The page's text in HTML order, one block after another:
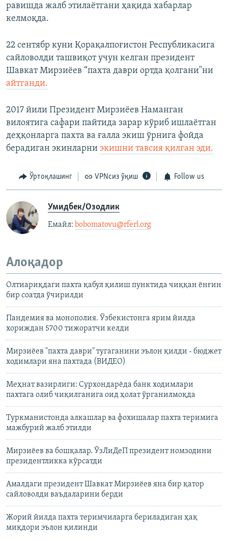
равишда жалб этилаётгани ҳақида хабарлар
келмоқда.
22 сентябр куни Қорақалпоғистон Республикасига
сайловолди ташвиқот учун келган президент
Шавкат Мирзиёев “пахта даври ортда қолгани"ни
айтганди.
2017 йили Президент Мирзиёев Наманган
вилоятига сафари пайтида зарар кўриб ишлаётган
деҳқонларга пахта ва ғалла экиш ўрнига фойда
берадиган экинларни экишни тавсия қилган эди.
Ўртоқлашинг VPNсиз ўқиш Follow us
Умидбек/Озодлик
Емайл: ​ bobomatovu@rferl.org
Алоқадор
Олтиариқдаги пахта қабул қилиш пунктида чиққан ёнғин
бир соатда ўчирилди
Пандемия ва монополия. Ўзбекистонга ярим йилда
хориждан 5700 тижоратчи келди
Мирзиёев "пахта даври" тугаганини эълон қилди - бюджет
ходимлари яна пахтада (ВИДЕО)
Меҳнат вазирлиги: Сурхондарёда банк ходимлари
пахтага олиб чиқилганига оид ҳолат ўрганилмоқда
Туркманистонда алкашлар ва фохишалар пахта теримига
мажбурий жалб этилди
Мирзиёев ва бошқалар. ЎзЛиДеП президент номзодини
президентликка кўрсатди
Амалдаги президент Шавкат Мирзиёев яна бир қатор
сайловолди ваъдаларини берди
Жорий йилда пахта теримчиларга бериладиган ҳақ
миқдори эълон қилинди